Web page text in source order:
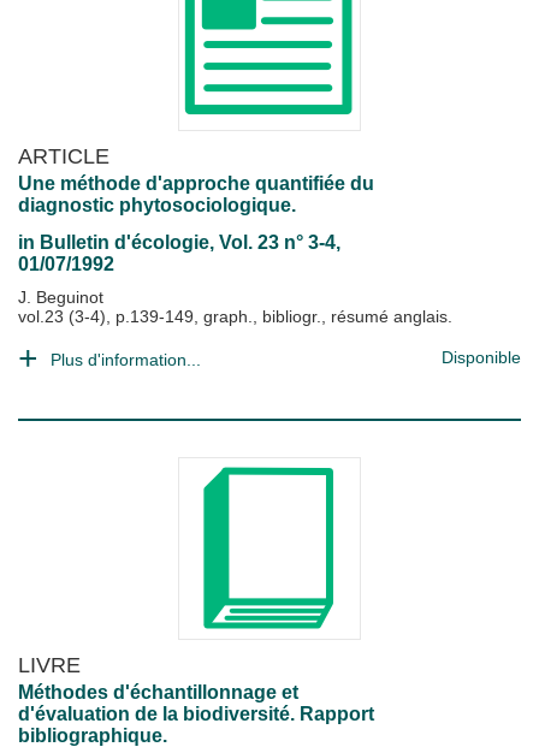
ARTICLE
Une méthode d'approche quantifiée du
diagnostic phytosociologique.
in Bulletin d'écologie, Vol. 23 n° 3-4,
01/07/1992
J. Beguinot
vol.23 (3-4), p.139-149, graph., bibliogr., résumé anglais.
Plus d'information... Disponible
LIVRE
Méthodes d'échantillonnage et
d'évaluation de la biodiversité. Rapport
bibliographique.